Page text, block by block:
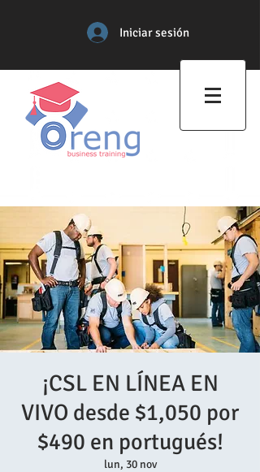
Iniciar sesión
¡CSL EN LÍNEA EN
VIVO desde $1,050 por
$490 en portugués!
lun, 30 nov